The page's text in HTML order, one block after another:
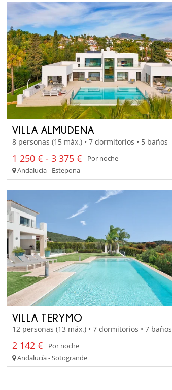
VILLA ALMUDENA
8 personas (15 máx.) • 7 dormitorios • 5 baños
1 250 € - 3 375 €
Por noche
Andalucía - Estepona
VILLA TERYMO
12 personas (13 máx.) • 7 dormitorios • 7 baños
2 142 €
Por noche
Andalucía - Sotogrande